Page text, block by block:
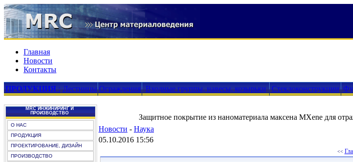
Главная
Новости
Контакты
ПРОДУКЦИЯ: Лестницы Ограждения Входные группы, навесы, козырьки Стеклоконструкции
MRC ИНЖИНИРИНГ И
ПРОИЗВОДСТВО
О НАС
ПРОДУКЦИЯ
ПРОЕКТИРОВАНИЕ, ДИЗАЙН
ПРОИЗВОДСТВО
Защитное покрытие из наноматериала максена MXene для
Новости - Наука
05.10.2016 15:56
<<